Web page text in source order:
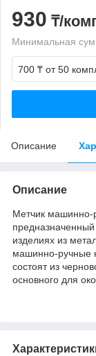
930 ₸/
Минимальная
700 ₸ от 50
Описание
Описание
Метчик машинно-
изделиях из
машинно-ручные
состоят из
основного для